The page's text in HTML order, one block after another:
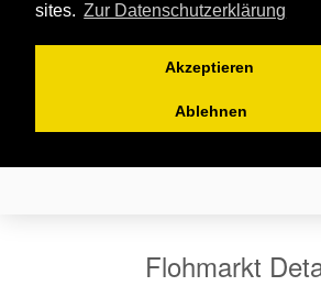
sites. Zur Datenschutzerklärung
Akzeptieren
Ablehnen
Flohmarkt